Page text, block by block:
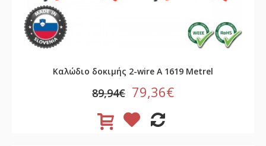
Καλώδιο δοκιμής 2-wire A 1619 Metrel
89,94€ 79,36€